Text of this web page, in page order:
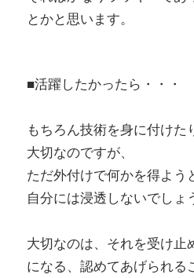
とかと思います。
■活躍したかったら・・・
もちろん技術を身に付け
大切なのですが、
ただ外付けで何かを得よう
自分には浸透しないでしょ
大切なのは、それを受け止
になる、認めてあげられる